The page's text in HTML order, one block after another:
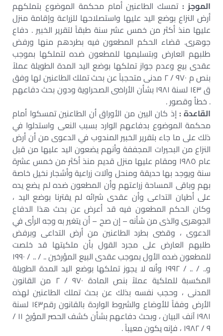
الموجز :تمسك الطاعنين أمام محكمة الموضوع بتملكهم
أرض النزاع بوضع اليد عليها واستصلاحها للزراعة وإقامة منزل
عليها منذ أكثر من خمس عشر سنة طبقاً لتقرير الخبير . دفاع
جوهرى. قضاء الحكم المطعون فيه بطردهم منها ورفض
طلبهم العارض وبتسليمها للمطعون ضده لتملكها بموجب
عقدى بيع وعدم جواز تملكها بوضع اليد المدة الطويلة عملاً
بنص م ٩٧٠ / ٢ مدنى متحجباً عن بحث تملك الطاعنين لها وفق
ق ١٤٣ لسنة ١٩٨١ بشأن الأراضى الصحراوية ودون بحث دفاعهم
. خطأ وقصور .
القاعدة :إذ كان البين من الأوراق أن الطاعنين تمسكوا أمام
محكمة الموضوع بدفاعهم الوارد بسبب النعى واستدلوا في
ذلك على ما جاء بتقرير الخبير المندوب في الدعوى من أن أرض
النزاع من البحيرات المجففة وأنهم يضعون اليد عليها من قبل
عام ١٩٨٥ ومقام عليها منزل قديم منذ أكثر من خمس عشرة
سنة ويوجد بها حديقة ومنحل وآلات زراعية وأشجار نخيل خاصة
بهم وباقى المساحة زراعتهم وأن المطعون ضده لم يضع يده
على أطيان التداعى وأن عقدى شرائه لم يقترنا بوضع اليد ،
وكان الحكم المطعون فيه قد أعرض عن بحث هذا الدفاع
الجوهرى والذى من شأنه – إن صح – أن يتغير به وجه الرأى في
الدعوى ، وقضى بطرد الطاعنين من أرض التداعى وبرفض
طلبهم العارض على مجرد القول بأن ملكيتها قد خلصت
للمطعون ضده الأول بموجب عقدى البيع المؤرخين .. / .. / ١٩٩٠
و.. / .. / ١٩٩٢ وأنه لا يجوز تملكها بوضع اليد المدة الطويلة
المكسبة للملكية عملاً بنص المادة ٩٧٠ / ٢ من القانون
المدنى ، وحجب نفسه بذلك عن بحث تملك الطاعنين لهذه
الأرض وفقاً للأوضاع والشروط الواردة بالقانون رقم١٤٣ لسنة
١٩٨١ آنف البيان ، وبحث دفاعهم بشأن كشف الحصر المؤرخ ١١ /
٩ / ١٩٨٢ ، فإنه يكون معيباً .